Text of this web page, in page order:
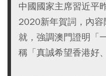
中國國家主席習近平
2020新年賀詞，內
就，強調澳門證明「
稱「真誠希望香港好